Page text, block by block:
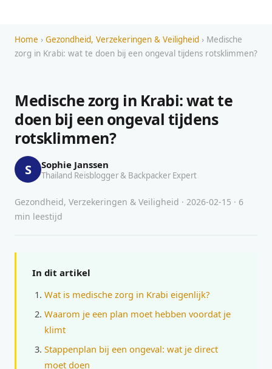
Home › Gezondheid, Verzekeringen & Veiligheid › Medische
zorg in Krabi: wat te doen bij een ongeval tijdens rotsklimmen?
Medische zorg in Krabi: wat te
doen bij een ongeval tijdens
rotsklimmen?
S Sophie Janssen
Thailand Reisblogger & Backpacker Expert
Gezondheid, Verzekeringen & Veiligheid · 2026-02-15 · 6
min leestijd
In dit artikel
Wat is medische zorg in Krabi eigenlijk?
Waarom je een plan moet hebben voordat je
klimt
Stappenplan bij een ongeval: wat je direct
moet doen